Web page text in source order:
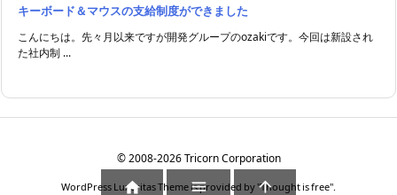
キーボード＆マウスの支給制度ができました
こんにちは。先々月以来ですが開発グループのozakiです。今回は新設され
た社内制 ...
©2008-2026Tricorn Corporation
WordPress Luxeritas Theme is provided by "Thought is free".
  